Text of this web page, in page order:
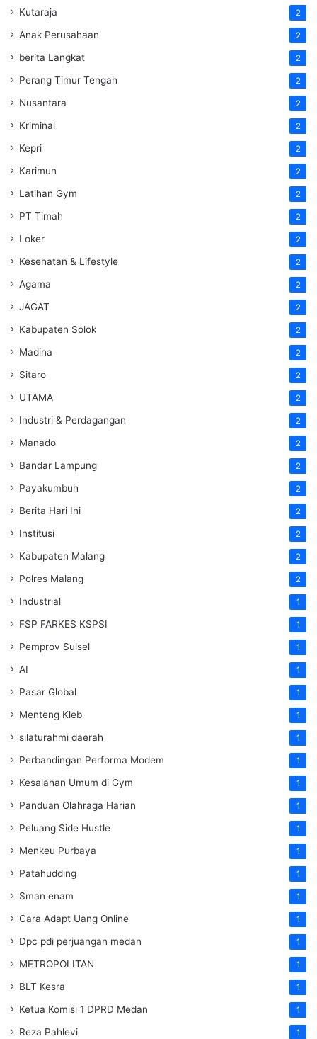
Kutaraja 2
Anak Perusahaan 2
berita Langkat 2
Perang Timur Tengah 2
Nusantara 2
Kriminal 2
Kepri 2
Karimun 2
Latihan Gym 2
PT Timah 2
Loker 2
Kesehatan & Lifestyle 2
Agama 2
JAGAT 2
Kabupaten Solok 2
Madina 2
Sitaro 2
UTAMA 2
Industri & Perdagangan 2
Manado 2
Bandar Lampung 2
Payakumbuh 2
Berita Hari Ini 2
Institusi 2
Kabupaten Malang 2
Polres Malang 2
Industrial 1
FSP FARKES KSPSI 1
Pemprov Sulsel 1
AI 1
Pasar Global 1
Menteng Kleb 1
silaturahmi daerah 1
Perbandingan Performa Modem 1
Kesalahan Umum di Gym 1
Panduan Olahraga Harian 1
Peluang Side Hustle 1
Menkeu Purbaya 1
Patahudding 1
Sman enam 1
Cara Adapt Uang Online 1
Dpc pdi perjuangan medan 1
METROPOLITAN 1
BLT Kesra 1
Ketua Komisi 1 DPRD Medan 1
Reza Pahlevi 1